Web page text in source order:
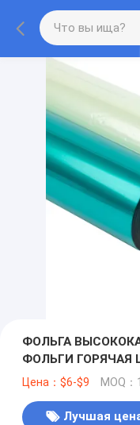
ФОЛЬГА
ФОЛЬГИ ГОРЯЧАЯ
НАГРАДНОЙ
Цена：$6-$9 MOQ
Лучшая